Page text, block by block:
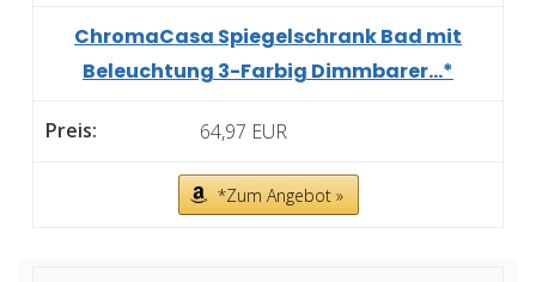
ChromaCasa Spiegelschrank Bad mit
Beleuchtung 3-Farbig Dimmbarer...*
64,97 EUR
*Zum Angebot »